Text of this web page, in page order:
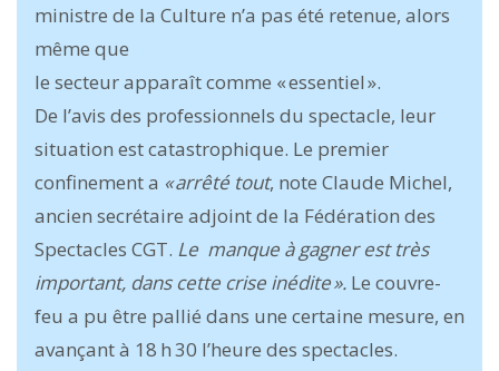
ministre de la Culture n’a pas été retenue, alors
même que
le secteur apparaît comme « essentiel ».
De l’avis des professionnels du spectacle, leur
situation est catastrophique. Le premier
confinement a « arrêté tout, note Claude ­Michel,
ancien secrétaire adjoint de la ­Fédération des
Spectacles CGT. Le manque à gagner est très
important, dans cette crise inédite ». Le couvre-
feu a pu être pallié dans une certaine ­mesure, en
avançant à 18 h 30 l’heure des spectacles.